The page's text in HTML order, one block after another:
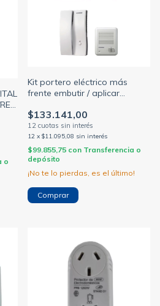
o
Kit portero eléctrico más
frente embutir / aplicar
$133.141,00
12 x $11.095,08 sin interés
$99.855,75 con Transferencia o
depósito
¡No te lo pierdas, es el último!
Comprar